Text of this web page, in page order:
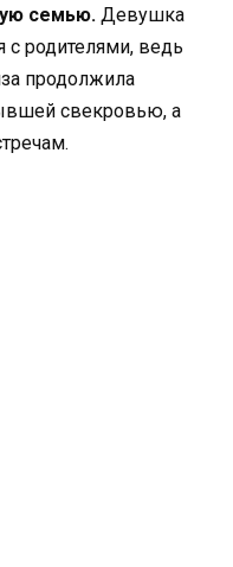
семью. Девушка
с родителями, ведь
продолжила
свекровью, а